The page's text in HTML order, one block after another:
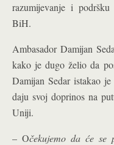
razumijevanje i podršku
BiH.
Ambasador Damijan
kako je dugo želio da
Damijan Sedar istakao
daju svoj doprinos na
Uniji.
– Očekujemo da će se